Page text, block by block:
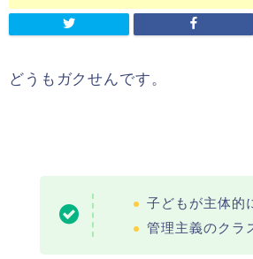
どうもガクせんです。
子どもが主体的
管理主義のクラ